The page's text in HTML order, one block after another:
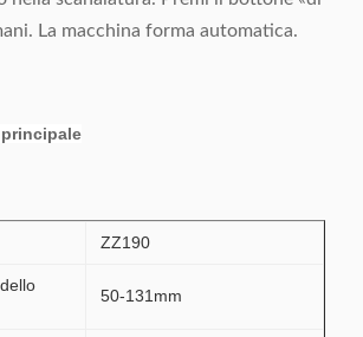
La macchina forma automatica.
ZZ190
50-131mm